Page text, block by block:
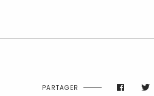
PARTAGER